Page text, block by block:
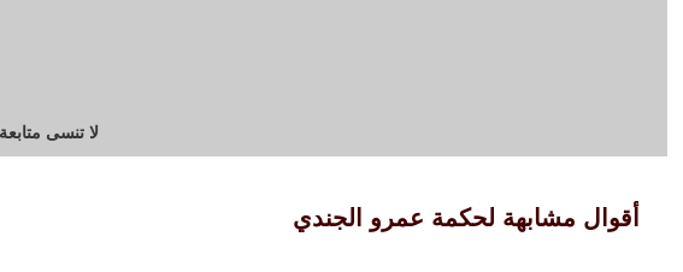
لا تنسى
أقوال مشابهة لحكمة عمرو الجندي